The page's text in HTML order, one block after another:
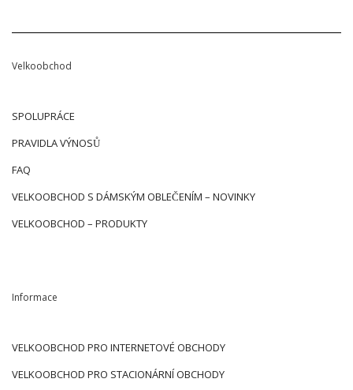
Velkoobchod
SPOLUPRÁCE
PRAVIDLA VÝNOSŮ
FAQ
VELKOOBCHOD S DÁMSKÝM OBLEČENÍM – NOVINKY
VELKOOBCHOD – PRODUKTY
Informace
VELKOOBCHOD PRO INTERNETOVÉ OBCHODY
VELKOOBCHOD PRO STACIONÁRNÍ OBCHODY